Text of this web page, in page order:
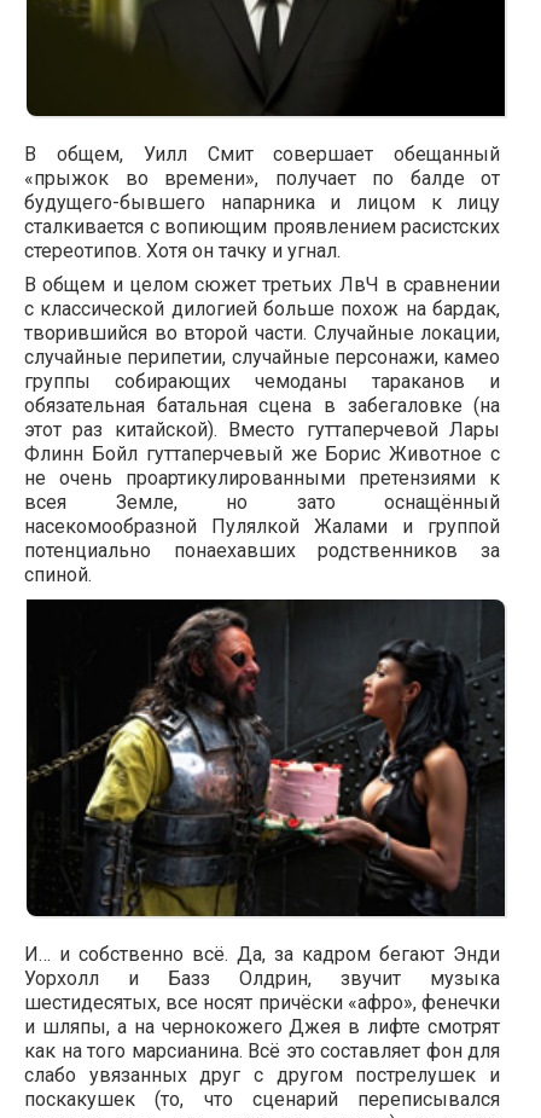
В общем, Уилл Смит совершает обещанный
«прыжок во времени», получает по балде от
будущего-бывшего напарника и лицом к лицу
сталкивается с вопиющим проявлением расистских
стереотипов. Хотя он тачку и угнал.
В общем и целом сюжет третьих ЛвЧ в сравнении
с классической дилогией больше похож на бардак,
творившийся во второй части. Случайные локации,
случайные перипетии, случайные персонажи, камео
группы собирающих чемоданы тараканов и
обязательная батальная сцена в забегаловке (на
этот раз китайской). Вместо гуттаперчевойЛары
Флинн Бойлгуттаперчевый же Борис Животное с
не очень проартикулированными претензиями к
всея Земле, но зато оснащённый
насекомообразной Пулялкой Жалами и группой
потенциально понаехавших родственников за
спиной.
И… и собственно всё. Да, за кадром бегают Энди
Уорхолл и Базз Олдрин, звучит музыка
шестидесятых, все носят причёски «афро», фенечки
и шляпы, а на чернокожего Джея в лифте смотрят
как на того марсианина. Всё это составляет фон для
слабо увязанных друг с другом пострелушек и
поскакушек (то, что сценарий переписывался